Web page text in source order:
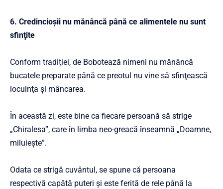
6. Credincioşii nu mănâncă până ce alimentele nu sunt
sfinţite
Conform tradiţiei, de Bobotează nimeni nu mănâncă
bucatele preparate până ce preotul nu vine să sfinţească
locuinţa şi mâncarea.
În această zi, este bine ca fiecare persoană să strige
„Chiralesa”, care în limba neo-greacă înseamnă „Doamne,
miluieşte”.
Odata ce strigă cuvântul, se spune că persoana
respectivă capătă puteri şi este ferită de rele până la